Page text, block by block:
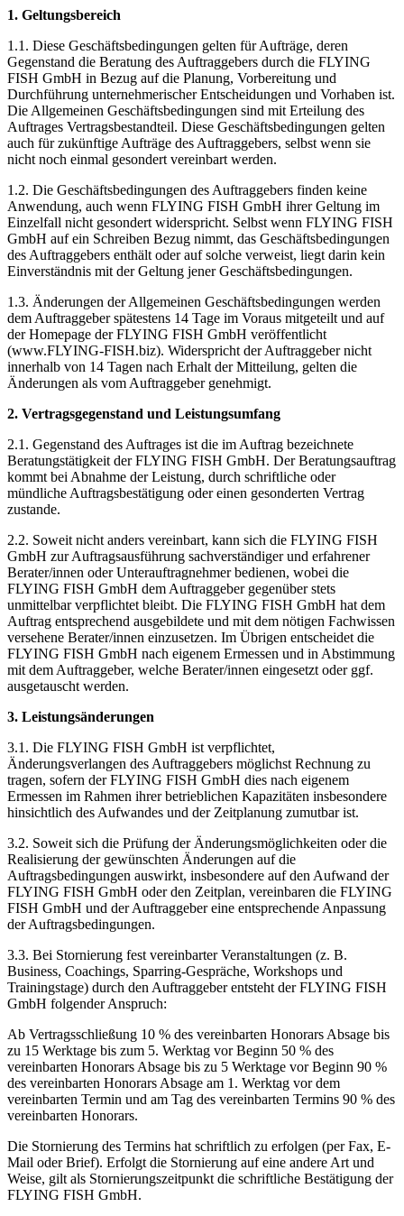
1. Geltungsbereich
1.1. Diese Geschäftsbedingungen gelten für Aufträge, deren
Gegenstand die Beratung des Auftraggebers durch die FLYING
FISH GmbH in Bezug auf die Planung, Vorbereitung und
Durchführung unternehmerischer Entscheidungen und Vorhaben ist.
Die Allgemeinen Geschäftsbedingungen sind mit Erteilung des
Auftrages Vertragsbestandteil. Diese Geschäftsbedingungen gelten
auch für zukünftige Aufträge des Auftraggebers, selbst wenn sie
nicht noch einmal gesondert vereinbart werden.
1.2. Die Geschäftsbedingungen des Auftraggebers finden keine
Anwendung, auch wenn FLYING FISH GmbH ihrer Geltung im
Einzelfall nicht gesondert widerspricht. Selbst wenn FLYING FISH
GmbH auf ein Schreiben Bezug nimmt, das Geschäftsbedingungen
des Auftraggebers enthält oder auf solche verweist, liegt darin kein
Einverständnis mit der Geltung jener Geschäftsbedingungen.
1.3. Änderungen der Allgemeinen Geschäftsbedingungen werden
dem Auftraggeber spätestens 14 Tage im Voraus mitgeteilt und auf
der Homepage der FLYING FISH GmbH veröffentlicht
(www.FLYING-FISH.biz). Widerspricht der Auftraggeber nicht
innerhalb von 14 Tagen nach Erhalt der Mitteilung, gelten die
Änderungen als vom Auftraggeber genehmigt.
2. Vertragsgegenstand und Leistungsumfang
2.1. Gegenstand des Auftrages ist die im Auftrag bezeichnete
Beratungstätigkeit der FLYING FISH GmbH. Der Beratungsauftrag
kommt bei Abnahme der Leistung, durch schriftliche oder
mündliche Auftragsbestätigung oder einen gesonderten Vertrag
zustande.
2.2. Soweit nicht anders vereinbart, kann sich die FLYING FISH
GmbH zur Auftragsausführung sachverständiger und erfahrener
Berater/innen oder Unterauftragnehmer bedienen, wobei die
FLYING FISH GmbH dem Auftraggeber gegenüber stets
unmittelbar verpflichtet bleibt. Die FLYING FISH GmbH hat dem
Auftrag entsprechend ausgebildete und mit dem nötigen Fachwissen
versehene Berater/innen einzusetzen. Im Übrigen entscheidet die
FLYING FISH GmbH nach eigenem Ermessen und in Abstimmung
mit dem Auftraggeber, welche Berater/innen eingesetzt oder ggf.
ausgetauscht werden.
3. Leistungsänderungen
3.1. Die FLYING FISH GmbH ist verpflichtet,
Änderungsverlangen des Auftraggebers möglichst Rechnung zu
tragen, sofern der FLYING FISH GmbH dies nach eigenem
Ermessen im Rahmen ihrer betrieblichen Kapazitäten insbesondere
hinsichtlich des Aufwandes und der Zeitplanung zumutbar ist.
3.2. Soweit sich die Prüfung der Änderungsmöglichkeiten oder die
Realisierung der gewünschten Änderungen auf die
Auftragsbedingungen auswirkt, insbesondere auf den Aufwand der
FLYING FISH GmbH oder den Zeitplan, vereinbaren die FLYING
FISH GmbH und der Auftraggeber eine entsprechende Anpassung
der Auftragsbedingungen.
3.3. Bei Stornierung fest vereinbarter Veranstaltungen (z. B.
Business, Coachings, Sparring-Gespräche, Workshops und
Trainingstage) durch den Auftraggeber entsteht der FLYING FISH
GmbH folgender Anspruch:
Ab Vertragsschließung 10 % des vereinbarten Honorars Absage bis
zu 15 Werktage bis zum 5. Werktag vor Beginn 50 % des
vereinbarten Honorars Absage bis zu 5 Werktage vor Beginn 90 %
des vereinbarten Honorars Absage am 1. Werktag vor dem
vereinbarten Termin und am Tag des vereinbarten Termins 90 % des
vereinbarten Honorars.
Die Stornierung des Termins hat schriftlich zu erfolgen (per Fax, E-
Mail oder Brief). Erfolgt die Stornierung auf eine andere Art und
Weise, gilt als Stornierungszeitpunkt die schriftliche Bestätigung der
FLYING FISH GmbH.